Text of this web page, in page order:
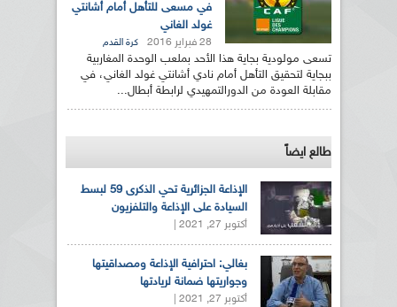
في مسعى للتأهل أمام أشانتي
غولد الغاني
28 فبراير 2016 كرة القدم
تسعى مولودية بجاية هذا الأحد بملعب الوحدة المغاربية
ببجاية لتحقيق التأهل أمام نادي أشانتي غولد الغاني، في
مقابلة العودة من الدورالتمهيدي لرابطة أبطال...
طالع ايضاً
الإذاعة الجزائرية تحي الذكرى 59 لبسط
السيادة على الإذاعة والتلفزيون
أكتوبر 27, 2021 |
بغالي: احترافية الإذاعة ومصداقيتها
وجواريتها ضمانة لريادتها
أكتوبر 27, 2021 |